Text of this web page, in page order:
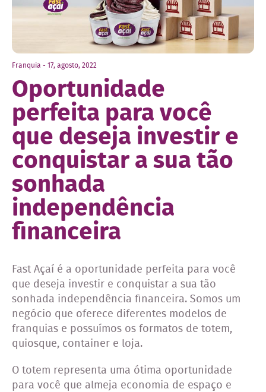
Franquia - 17, agosto, 2022
Oportunidade
perfeita para você
que deseja investir e
conquistar a sua tão
sonhada
independência
financeira
Fast Açaí é a oportunidade perfeita para você
que deseja investir e conquistar a sua tão
sonhada independência financeira. Somos um
negócio que oferece diferentes modelos de
franquias e possuímos os formatos de totem,
quiosque, container e loja.
O totem representa uma ótima oportunidade
para você que almeja economia de espaço e